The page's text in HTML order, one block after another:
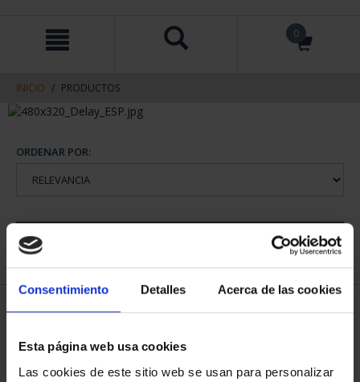
Consentimiento Detalles Acerca de las cookies
Esta página web usa cookies
Las cookies de este sitio web se usan para personalizar
contenido
navegacin
0
INICIO PRODUCTOS
ORDENAR POR:
1 Productos encontrados